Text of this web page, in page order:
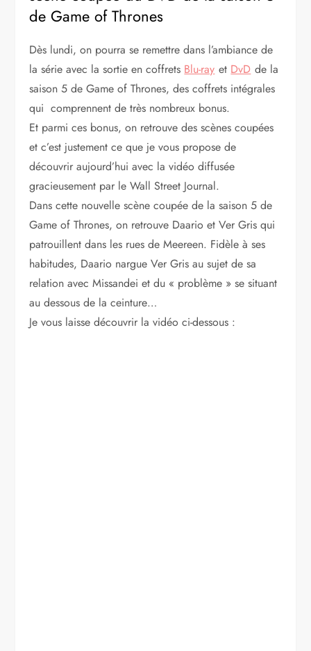
de Game of Thrones
Dès lundi, on pourra se remettre dans l’ambiance de
la série avec la sortie en coffrets Blu-ray et DvD de la
saison 5 de Game of Thrones, des coffrets intégrales
qui comprennent de très nombreux bonus.
Et parmi ces bonus, on retrouve des scènes coupées
et c’est justement ce que je vous propose de
découvrir aujourd’hui avec la vidéo diffusée
gracieusement par le Wall Street Journal.
Dans cette nouvelle scène coupée de la saison 5 de
Game of Thrones, on retrouve Daario et Ver Gris qui
patrouillent dans les rues de Meereen. Fidèle à ses
habitudes, Daario nargue Ver Gris au sujet de sa
relation avec Missandei et du « problème » se situant
au dessous de la ceinture…
Je vous laisse découvrir la vidéo ci-dessous :